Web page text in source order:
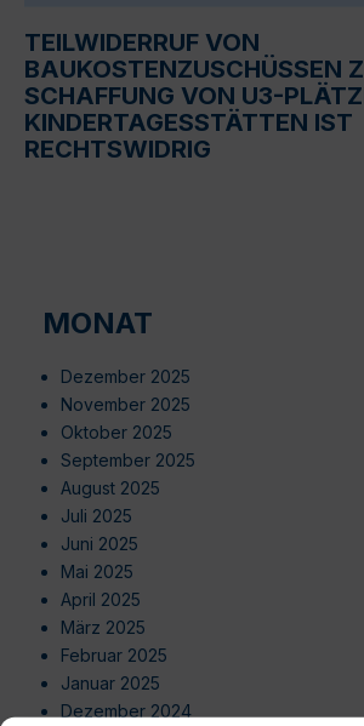
TEILWIDERRUF VON
BAUKOSTENZUSCHÜSSEN
SCHAFFUNG VON U3-
KINDERTAGESSTÄTTEN IST
RECHTSWIDRIG
MONAT
Dezember 2025
November 2025
Oktober 2025
September 2025
August 2025
Juli 2025
Juni 2025
Mai 2025
April 2025
März 2025
Februar 2025
Januar 2025
Dezember 2024